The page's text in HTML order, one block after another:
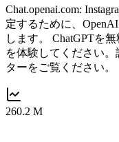
Chat.openai.com:
定するために、
します。 ChatGPTを
を体験してください
ターをご覧ください。
260.2 M